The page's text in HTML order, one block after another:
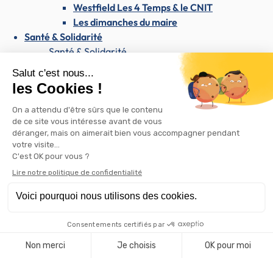
Westfield Les 4 Temps & le CNIT
Les dimanches du maire
Santé & Solidarité
Santé & Solidarité
Centre médical Dolto
Santé publique
Dépistage du SIDA / VIH
AVC : reconnaître les signes et agir vite
Dépistage des cancers
et locale
avéré
Pharmacie de garde
Don de sang